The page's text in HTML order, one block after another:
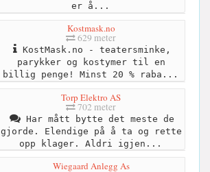
er å...
Kostmask.no
629 meter
KostMask.no - teatersminke,
parykker og kostymer til en
billig penge! Minst 20 % raba...
Torp Elektro AS
702 meter
Har mått bytte det meste de
gjorde. Elendige på å ta og rette
opp klager. Aldri igjen...
Wiegaard Anlegg As